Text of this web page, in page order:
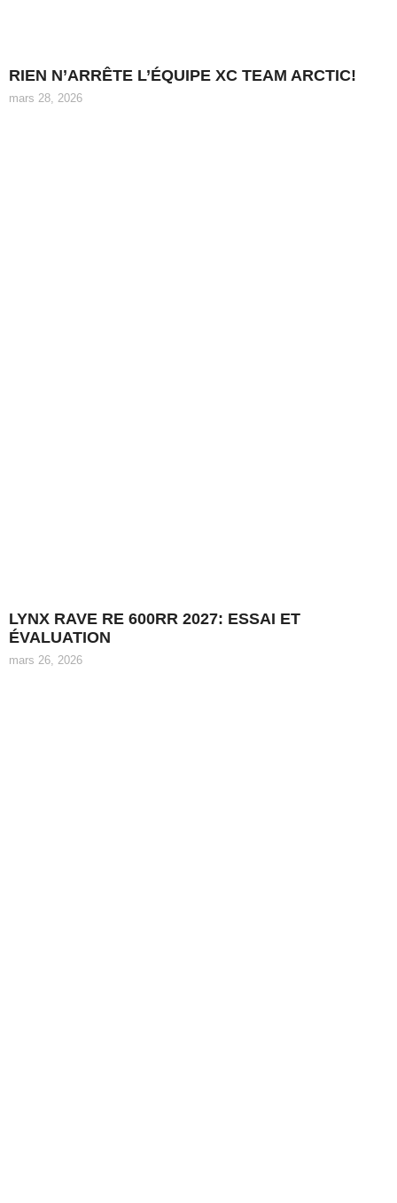
RIEN N’ARRÊTE L’ÉQUIPE XC TEAM ARCTIC!
mars 28, 2026
LYNX RAVE RE 600RR 2027: ESSAI ET
ÉVALUATION
mars 26, 2026